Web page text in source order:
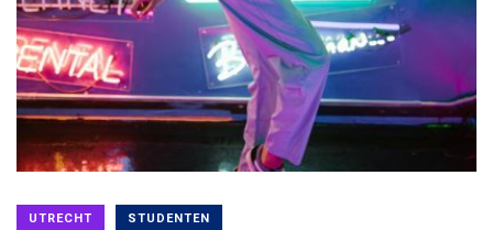
UTRECHT STUDENTEN